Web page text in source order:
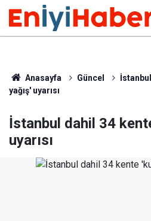
Anasayfa Güncel
yağış' uyarısı
İstanbul dahil 34
uyarısı